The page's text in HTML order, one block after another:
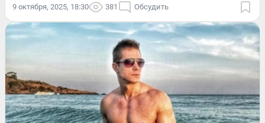
9 октября, 2025, 18:30 381 Обсудить